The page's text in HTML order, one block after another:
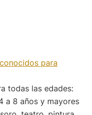
para
todas las edades:
a 8 años y mayores